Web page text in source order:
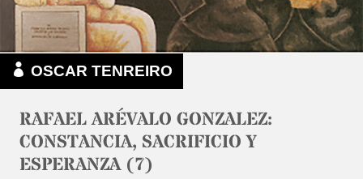
OSCAR TENREIRO
RAFAEL ARÉVALO GONZALEZ:
CONSTANCIA, SACRIFICIO Y
ESPERANZA (7)